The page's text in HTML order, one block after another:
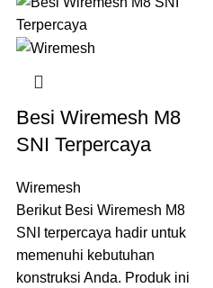
Besi Wiremesh M8
SNI Terpercaya
Wiremesh
Berikut Besi Wiremesh M8
SNI terpercaya hadir untuk
memenuhi kebutuhan
konstruksi Anda. Produk ini